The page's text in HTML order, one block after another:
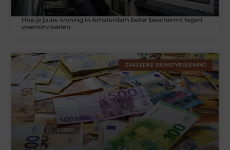
Hoe je jouw woning in Amsterdam beter beschermt tegen
weersinvloeden
ZAKELIJKE DIENSTVERLENING